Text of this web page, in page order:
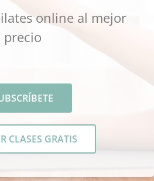
online al mejor
precio
CLASES GRATIS